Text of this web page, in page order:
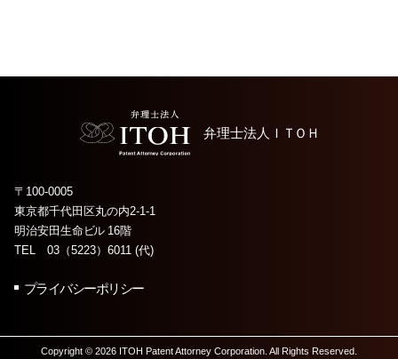
弁理士法人 ＩＴＯＨ
〒100-0005
東京都千代田区丸の内2-1-1
明治安田生命 ビル16階
TEL 03（5223）6011 (代)
プライバシーポリシー
Copyright © 2026 ITOH Patent Attorney Corporation. All Rights Reserved.